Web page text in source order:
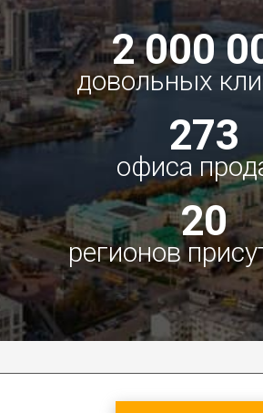
2 000
довольных
273
офиса
20
регионов